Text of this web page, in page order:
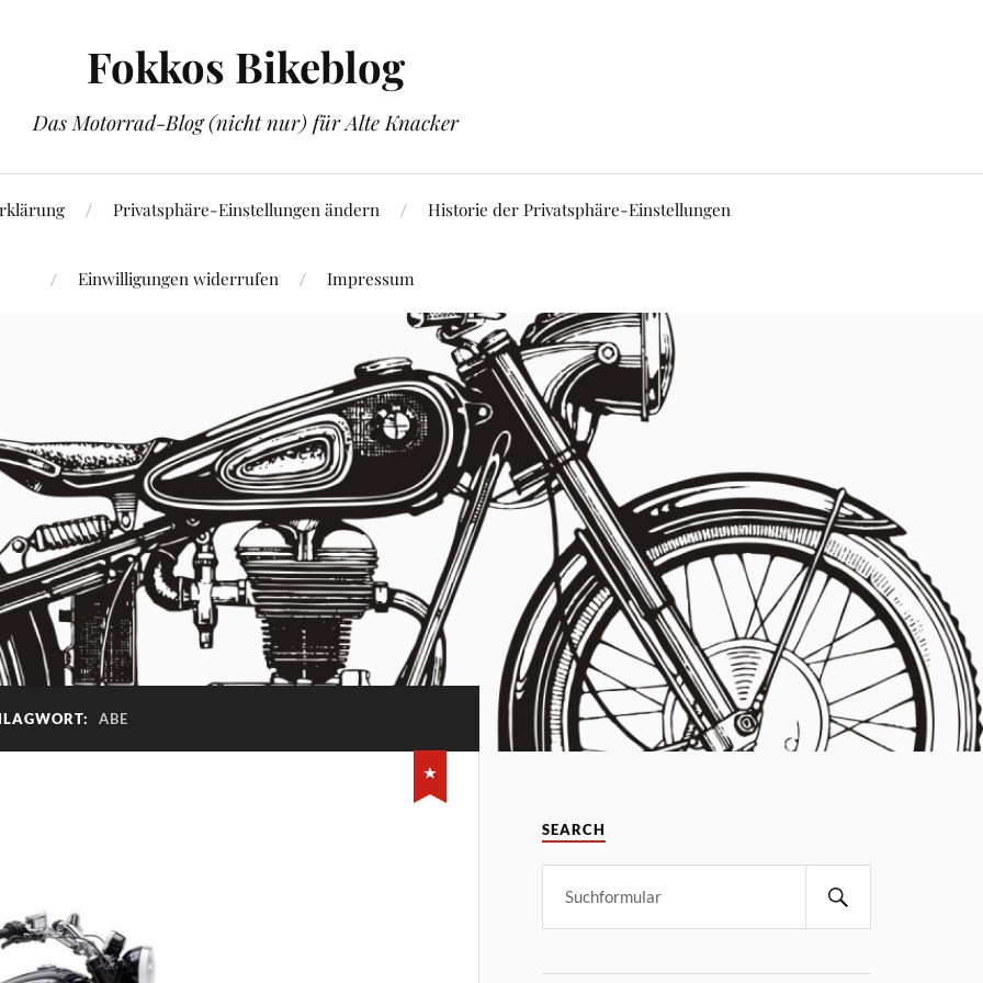
Fokkos Bikeblog
Das Motorrad-Blog (nicht nur) für Alte Knacker
Privatsphäre-Einstellungen ändern Historie der Privatsphäre-Einstellungen
Einwilligungen widerrufen Impressum
ABE
SEARCH